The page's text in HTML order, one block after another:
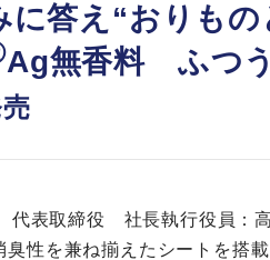
答え“おりも
Ag無香料 ふつ
代表取締役 社長執行役員：
臭性を兼ね揃えたシートを搭